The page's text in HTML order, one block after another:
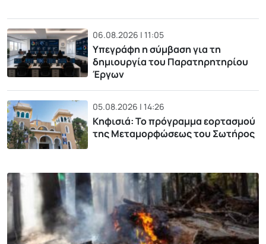
06.08.2026 | 11:05
Υπεγράφη η σύμβαση για τη
δημιουργία του Παρατηρητηρίου
Έργων
05.08.2026 | 14:26
Κηφισιά: Το πρόγραμμα εορτασμού
της Μεταμορφώσεως του Σωτήρος